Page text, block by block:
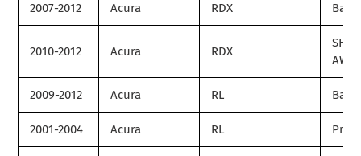
2007-2012 Acura RDX Base
2010-2012 Acura RDX
SH-
AWD
2009-2012 Acura RL Base
2001-2004 Acura RL